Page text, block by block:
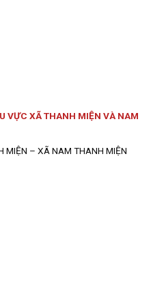
VỰC XÃ THANH MIỆN VÀ NAM
MIỆN – XÃ NAM THANH MIỆN